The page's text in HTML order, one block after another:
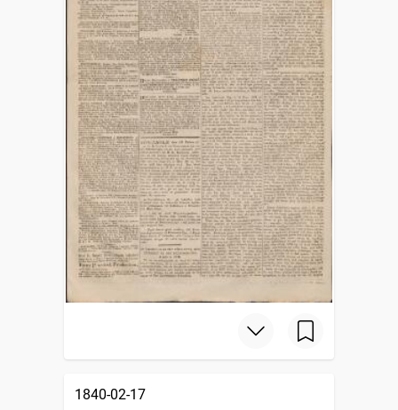
1840-02-17